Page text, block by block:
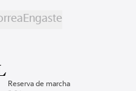
Engaste
Reserva de marcha